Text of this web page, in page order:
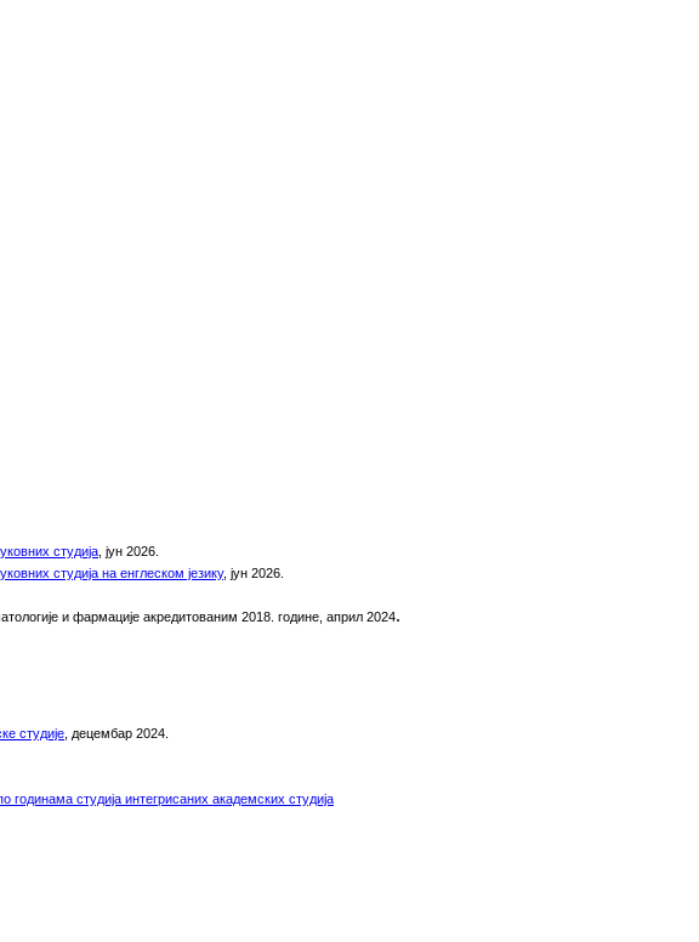
студија , јун 2026.
студија на енглеском језику, јун 2026.
и фармације акредитованим 2018. године, април 2024.
студије децембар 2024.
студија интегрисаних академских студија